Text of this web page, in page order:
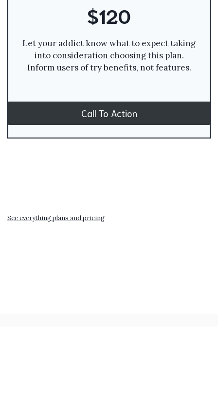
$120
Let your addict know what to expect taking
into consideration choosing this plan.
Inform users of try benefits, not features.
Call To Action
See everything plans and pricing